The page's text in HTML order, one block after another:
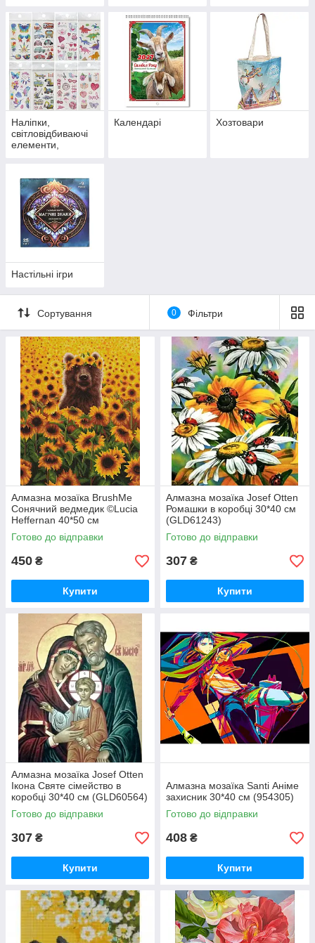
Наліпки,
світловідбиваючі
елементи,
Календарі Хозтовари
Настільні ігри
Сортування 0 Фільтри
Алмазна мозаїка BrushMe
Сонячний ведмедик ©Lucia
Heffernan 40*50 см
(DBS1200)
Готово до відправки
450 ₴
Купити
Алмазна мозаїка Josef Otten
Ромашки в коробці 30*40 см
(GLD61243)
Готово до відправки
307 ₴
Купити
Алмазна мозаїка Josef Otten
Ікона Святе сімейство в
коробці 30*40 см (GLD60564)
Готово до відправки
307 ₴
Купити
Алмазна мозаїка Santi Аніме
захисник 30*40 см (954305)
Готово до відправки
408 ₴
Купити